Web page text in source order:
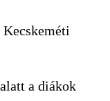
a diákok